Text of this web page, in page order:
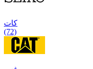
كات
(72)